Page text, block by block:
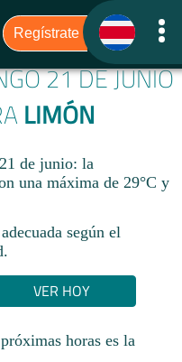
21 DE JUNIO
LIMÓN
de junio: la
una máxima de 29°C y
según el
VER HOY
horas es la